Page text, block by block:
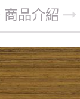
商品介紹